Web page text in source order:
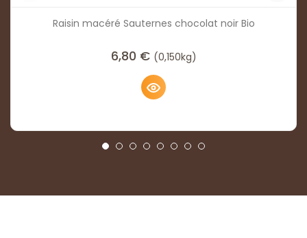
Raisin macéré Sauternes chocolat noir Bio
6,80 € (0,150kg)